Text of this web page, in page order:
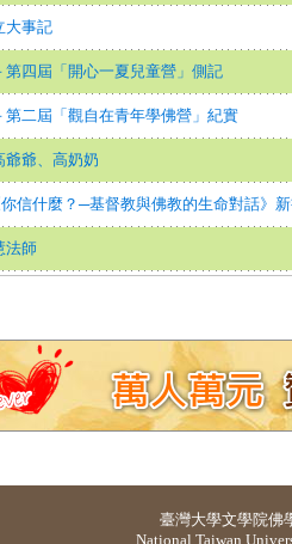
大事記
四屆「開心一夏兒童營」側記
二屆「觀自在青年學佛營」紀實
爺爺、高奶奶
信什麼？─基督教與佛教的生命對話》
法師
臺灣大學文學院佛
National Taiwan